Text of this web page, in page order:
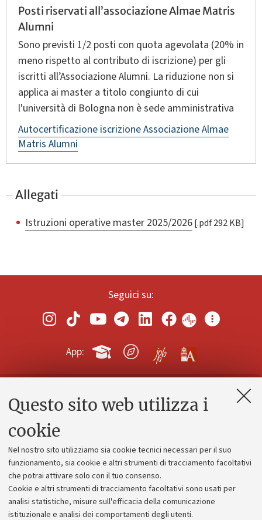
Questo sito web utilizza i
cookie
Nel nostro sito utilizziamo sia cookie tecnici necessari per il suo
funzionamento, sia cookie e altri strumenti di tracciamento facoltativi
che potrai attivare solo con il tuo consenso.
Cookie e altri strumenti di tracciamento facoltativi sono usati per
analisi statistiche, misure sull'efficacia della comunicazione
istituzionale e analisi dei comportamenti degli utenti.
Posti riservati all’associazione Almae Matris
Alumni
Sono previsti 1/2 posti con quota agevolata (20% in
meno rispetto al contributo di iscrizione) per gli
iscritti all’Associazione Alumni. La riduzione non si
applica ai master a titolo congiunto di cui
l'università di Bologna non è sede amministrativa
Autocertificazione iscrizione Associazione Almae
Matris Alumni
Allegati
Istruzioni operative master 2025/2026[.pdf 292 KB]
Seguici su:
App:
Contatti e PEC
Alumni community
Piano strategico
Bilanci
Donazioni e 5x1000